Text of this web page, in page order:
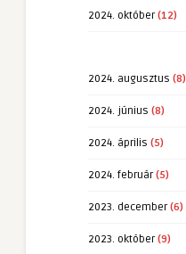
2024. október(12)
2024. augusztus (8)
2024. június (8)
2024. április (5)
2024. február(5)
2023. december(6)
2023. október(9)